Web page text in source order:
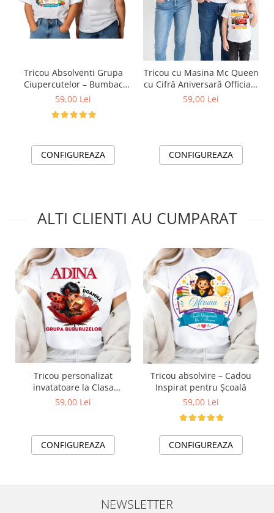
Tricou Absolventi Grupa
Ciupercutelor – Bumbac
100% pentru Copii și
59,00 Lei
CONFIGUREAZA
Tricou cu Masina Mc Queen
cu Cifră Aniversară Official|
Cadou Personalizat e-
59,00 Lei
CONFIGUREAZA
ALTI CLIENTI AU CUMPARAT
Tricou personalizat
invatatoare la Clasa
buburuzelor– Cadou
59,00 Lei
CONFIGUREAZA
Tricou absolvire – Cadou
Inspirat pentru Școală
59,00 Lei
CONFIGUREAZA
NEWSLETTER